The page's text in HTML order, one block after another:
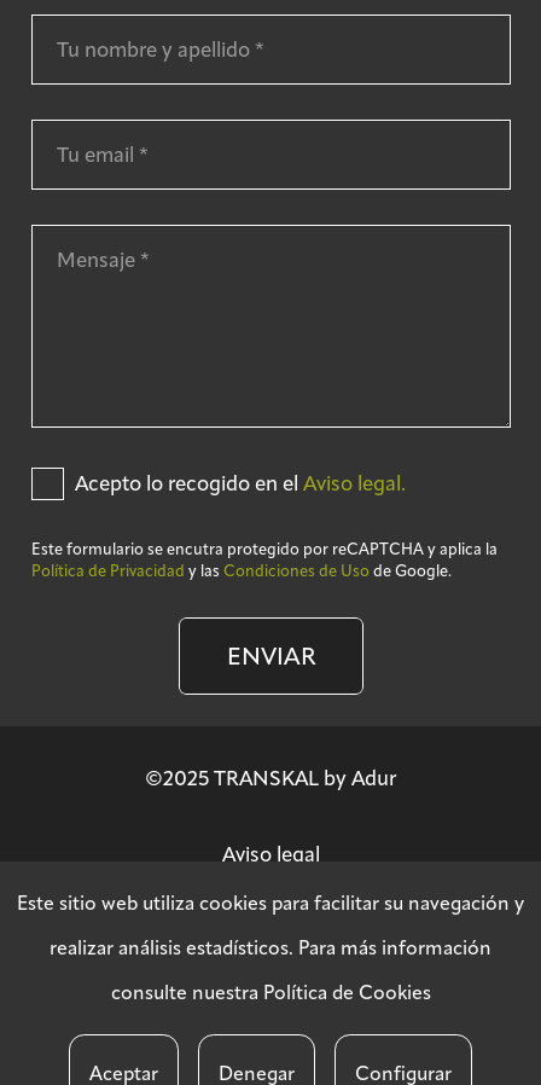
Acepto lo recogido en el Aviso legal.
Este formulario se encutra protegido por reCAPTCHA y aplica la
Política de Privacidad y las Condiciones de Uso de Google.
ENVIAR
©2025 TRANSKAL by Adur
Aviso legal
Política SGSI
Este sitio web utiliza cookies para facilitar su navegación y
realizar análisis estadísticos. Para más información
consulte nuestra Política de Cookies
Aceptar Denegar Configurar